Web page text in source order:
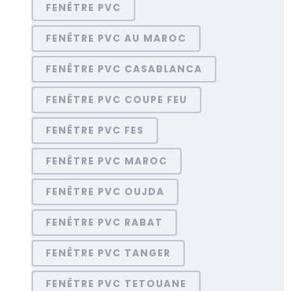
FENÊTRE PVC
FENÊTRE PVC AU MAROC
FENÊTRE PVC CASABLANCA
FENÊTRE PVC COUPE FEU
FENÊTRE PVC FES
FENÊTRE PVC MAROC
FENÊTRE PVC OUJDA
FENÊTRE PVC RABAT
FENÊTRE PVC TANGER
FENÊTRE PVC TETOUANE